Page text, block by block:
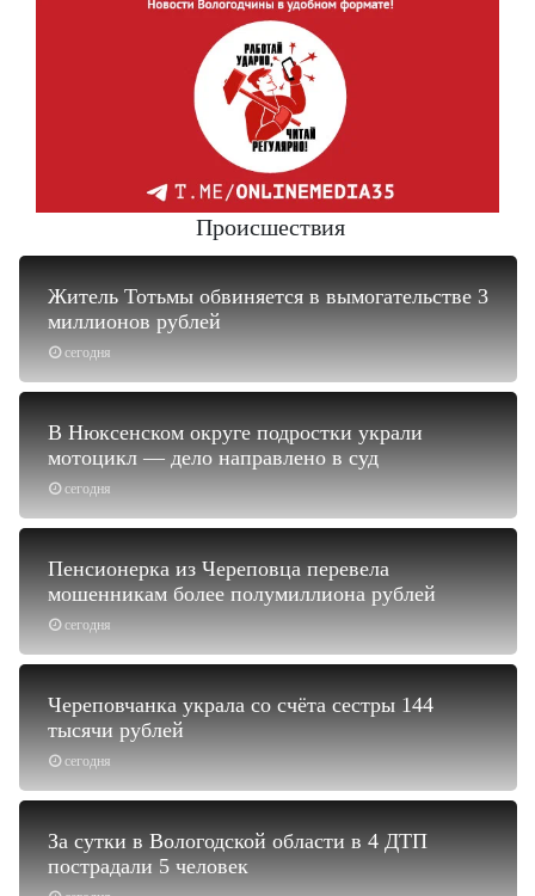
Происшествия
сегодня
Житель Тотьмы обвиняется в вымогательстве 3
миллионов рублей
сегодня
В Нюксенском округе подростки украли
мотоцикл — дело направлено в суд
сегодня
Пенсионерка из Череповца перевела
мошенникам более полумиллиона рублей
сегодня
Череповчанка украла со счёта сестры 144
тысячи рублей
За сутки в Вологодской области в 4 ДТП
пострадали 5 человек